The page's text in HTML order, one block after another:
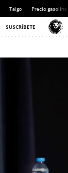
Talgo Precio gasolina